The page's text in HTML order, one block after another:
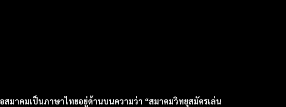
มาคมเป็นภาษาไทยอยู่ด้านบนความว่า “สมาคมวิทยุสมัครเล่น